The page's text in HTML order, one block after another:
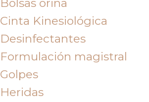
Bolsas orina
Cinta Kinesiológica
Desinfectantes
Formulación magistral
Golpes
Heridas